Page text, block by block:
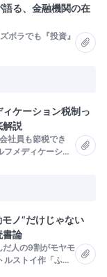
る、金融機関の在
ボラでも『投資』
ケーション税制っ
説
社員も節税でき
メディケーショ
モノ”だけじゃない
書論
だ人の9割がモヤモ
ストイ作「ふた